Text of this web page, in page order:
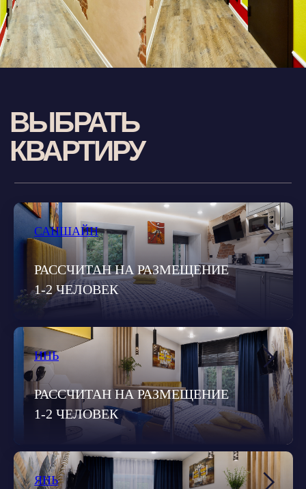
САНШАЙН
РАССЧИТАН НА РАЗМЕЩЕНИЕ
1-2 ЧЕЛОВЕК
ИНЬ
РАССЧИТАН НА РАЗМЕЩЕНИЕ
1-2 ЧЕЛОВЕК
ЯНЬ